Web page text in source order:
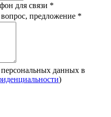
для связи *
предложение *
данных в
)